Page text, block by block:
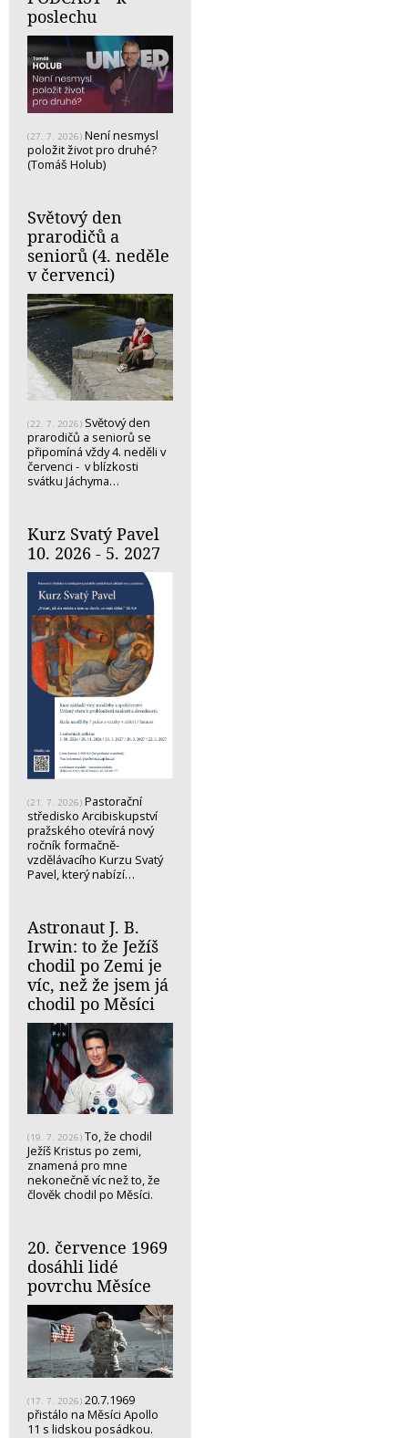
poslechu
(27. 7. 2026) Není nesmysl
položit život pro druhé?
(Tomáš Holub)
Světový den
prarodičů a
seniorů (4. neděle
v červenci)
(22. 7. 2026) Světový den
prarodičů a seniorů se
připomíná vždy 4. neděli v
červenci - v blízkosti
svátku Jáchyma…
Kurz Svatý Pavel
10. 2026 - 5. 2027
(21. 7. 2026) Pastorační
středisko Arcibiskupství
pražského otevírá nový
ročník formačně-
vzdělávacího Kurzu Svatý
Pavel, který nabízí…
Astronaut J. B.
Irwin: to že Ježíš
chodil po Zemi je
víc, než že jsem já
chodil po Měsíci
(19. 7. 2026) To, že chodil
Ježíš Kristus po zemi,
znamená pro mne
nekonečně víc než to, že
člověk chodil po Měsíci.
20. července 1969
dosáhli lidé
povrchu Měsíce
(17. 7. 2026) 20.7.1969
přistálo na Měsíci Apollo
11 s lidskou posádkou.